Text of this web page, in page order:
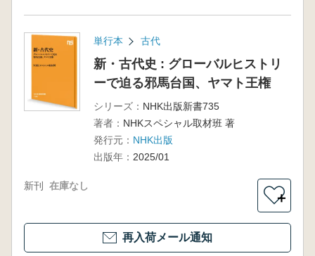
単行本 古代
新・古代史 : グローバルヒストリ
ーで迫る邪馬台国、ヤマト王権
シリーズ： NHK出版新書735
著者： NHKスペシャル取材班 著
発行元： NHK出版
出版年： 2025/01
新刊 在庫なし
＋
再入荷メール通知